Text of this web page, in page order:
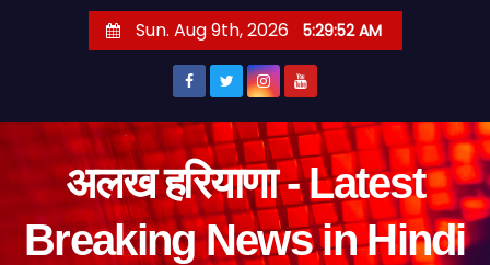
Sun. Aug 9th, 2026 5:29:53 AM
अलख हरियाणा - Latest
Breaking News in Hindi